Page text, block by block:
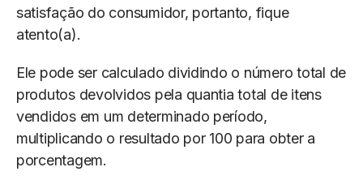
satisfação do consumidor, portanto, fique
atento(a).
Ele pode ser calculado dividindo o número total de
produtos devolvidos pela quantia total de itens
vendidos em um determinado período,
multiplicando o resultado por 100 para obter a
porcentagem.